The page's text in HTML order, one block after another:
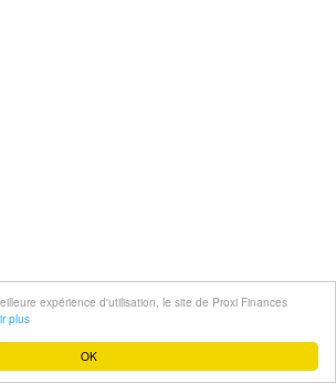
OK
expérience d'utilisation, le site de Proxi Finances
plus